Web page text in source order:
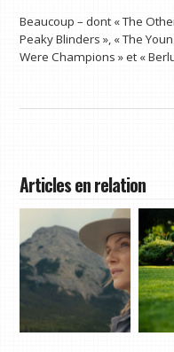
Beaucoup – dont « The
Peaky Blinders », « The
Were Champions » et «
Articles en relation